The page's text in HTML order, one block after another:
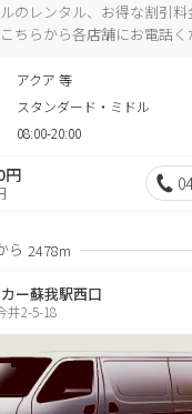
のレンタル、お得な割引料
ちらから各店舗にお電話く
アクア 等
スタンダード・ミドル
08:00-20:00
円
ら 2478m
ー蘇我駅西口
井2-5-18